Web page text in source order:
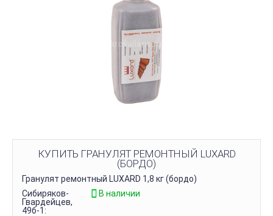
КУПИТЬ ГРАНУЛЯТ РЕМОНТНЫЙ LUXARD
(БОРДО)
Гранулят ремонтный LUXARD 1,8 кг (бордо)
Сибиряков-
Гвардейцев,
49б-1:
В наличии